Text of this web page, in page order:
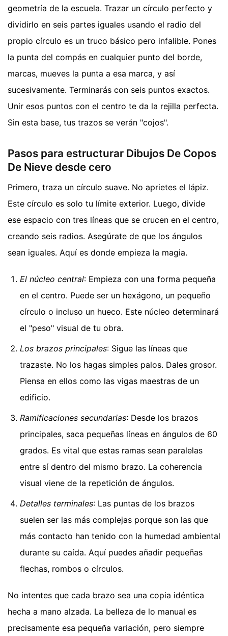
geometría de la escuela. Trazar un círculo perfecto y
dividirlo en seis partes iguales usando el radio del
propio círculo es un truco básico pero infalible. Pones
la punta del compás en cualquier punto del borde,
marcas, mueves la punta a esa marca, y así
sucesivamente. Terminarás con seis puntos exactos.
Unir esos puntos con el centro te da la rejilla perfecta.
Sin esta base, tus trazos se verán "cojos".
Pasos para estructurar Dibujos De Copos
De Nieve desde cero
Primero, traza un círculo suave. No aprietes el lápiz.
Este círculo es solo tu límite exterior. Luego, divide
ese espacio con tres líneas que se crucen en el centro,
creando seis radios. Asegúrate de que los ángulos
sean iguales. Aquí es donde empieza la magia.
El núcleo central: Empieza con una forma pequeña
en el centro. Puede ser un hexágono, un pequeño
círculo o incluso un hueco. Este núcleo determinará
el "peso" visual de tu obra.
Los brazos principales: Sigue las líneas que
trazaste. No los hagas simples palos. Dales grosor.
Piensa en ellos como las vigas maestras de un
edificio.
Ramificaciones secundarias: Desde los brazos
principales, saca pequeñas líneas en ángulos de 60
grados. Es vital que estas ramas sean paralelas
entre sí dentro del mismo brazo. La coherencia
visual viene de la repetición de ángulos.
Detalles terminales: Las puntas de los brazos
suelen ser las más complejas porque son las que
más contacto han tenido con la humedad ambiental
durante su caída. Aquí puedes añadir pequeñas
flechas, rombos o círculos.
No intentes que cada brazo sea una copia idéntica
hecha a mano alzada. La belleza de lo manual es
precisamente esa pequeña variación, pero siempre